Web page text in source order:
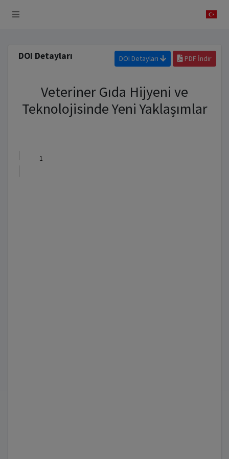
DOI Detayları DOI Detayları PDF İndir
Veteriner Gıda Hijyeni ve
Teknolojisinde Yeni Yaklaşımlar